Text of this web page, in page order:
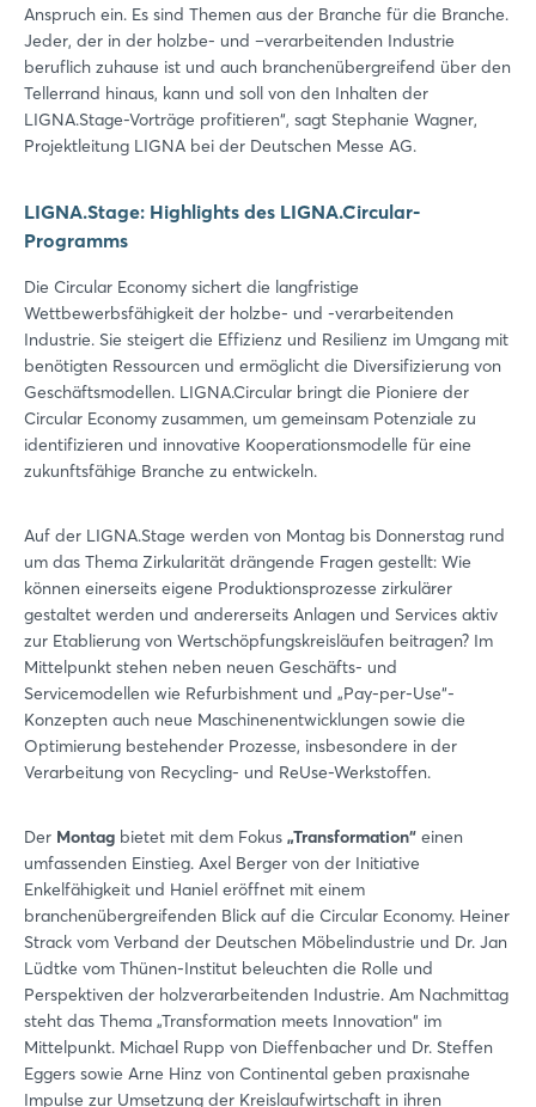
Anspruch ein. Es sind Themen aus der Branche für die Branche.
Jeder, der in der holzbe- und –verarbeitenden Industrie
beruflich zuhause ist und auch branchenübergreifend über den
Tellerrand hinaus, kann und soll von den Inhalten der
LIGNA.Stage-Vorträge profitieren“, sagt Stephanie Wagner,
Projektleitung LIGNA bei der Deutschen Messe AG.
LIGNA.Stage: Highlights des LIGNA.Circular-
Programms
Die Circular Economy sichert die langfristige
Wettbewerbsfähigkeit der holzbe- und -verarbeitenden
Industrie. Sie steigert die Effizienz und Resilienz im Umgang mit
benötigten Ressourcen und ermöglicht die Diversifizierung von
Geschäftsmodellen. LIGNA.Circular bringt die Pioniere der
Circular Economy zusammen, um gemeinsam Potenziale zu
identifizieren und innovative Kooperationsmodelle für eine
zukunftsfähige Branche zu entwickeln.
Auf der LIGNA.Stage werden von Montag bis Donnerstag rund
um das Thema Zirkularität drängende Fragen gestellt: Wie
können einerseits eigene Produktionsprozesse zirkulärer
gestaltet werden und andererseits Anlagen und Services aktiv
zur Etablierung von Wertschöpfungskreisläufen beitragen? Im
Mittelpunkt stehen neben neuen Geschäfts- und
Servicemodellen wie Refurbishment und „Pay-per-Use“-
Konzepten auch neue Maschinenentwicklungen sowie die
Optimierung bestehender Prozesse, insbesondere in der
Verarbeitung von Recycling- und ReUse-Werkstoffen.
Der Montag bietet mit dem Fokus „Transformation“ einen
umfassenden Einstieg. Axel Berger von der Initiative
Enkelfähigkeit und Haniel eröffnet mit einem
branchenübergreifenden Blick auf die Circular Economy. Heiner
Strack vom Verband der Deutschen Möbelindustrie und Dr. Jan
Lüdtke vom Thünen-Institut beleuchten die Rolle und
Perspektiven der holzverarbeitenden Industrie. Am Nachmittag
steht das Thema „Transformation meets Innovation“ im
Mittelpunkt. Michael Rupp von Dieffenbacher und Dr. Steffen
Eggers sowie Arne Hinz von Continental geben praxisnahe
Impulse zur Umsetzung der Kreislaufwirtschaft in ihren